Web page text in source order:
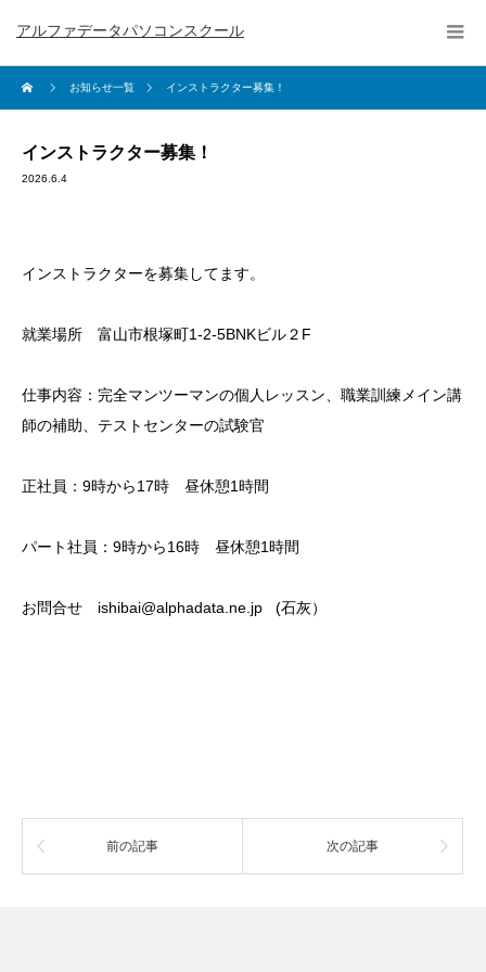
アルファデータパソコンスクール
お知らせ一覧 インストラクター募集！
インストラクター募集！
2026.6.4
インストラクターを募集してます。
就業場所 富山市根塚町1-2-5BNKビル２F
仕事内容：完全マンツーマンの個人レッスン、職業訓練メイン講
師の補助、テストセンターの試験官
正社員：9時から17時 昼休憩1時間
パート社員：9時から16時 昼休憩1時間
お問合せ ishibai@alphadata.ne.jp (石灰）
前の記事 次の記事